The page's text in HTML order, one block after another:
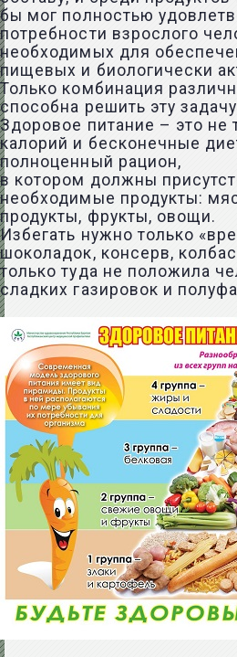
бы мог полностью
потребности взрослого
необходимых для
пищевых и биологически
Только комбинация
способна решить эту
Здоровое питание – это не
калорий и бесконечные
полноценный рацион,
в котором должны
необходимые продукты:
продукты, фрукты, овощи.
Избегать нужно только
шоколадок, консерв,
только туда не положила
сладких газировок и